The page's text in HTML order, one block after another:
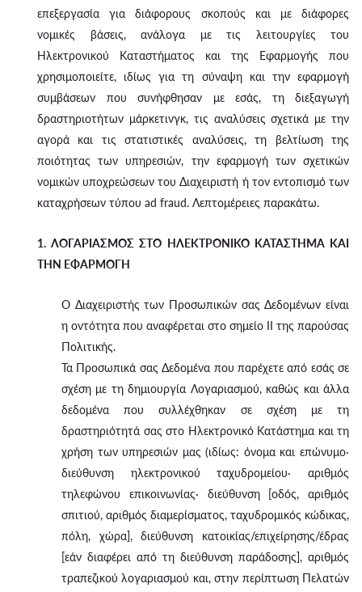
επεξεργασία για διάφορους σκοπούς και με διάφορες
νομικές βάσεις, ανάλογα με τις λειτουργίες του
Ηλεκτρονικού Καταστήματος και της Εφαρμογής που
χρησιμοποιείτε, ιδίως για τη σύναψη και την εφαρμογή
συμβάσεων που συνήφθησαν με εσάς, τη διεξαγωγή
δραστηριοτήτων μάρκετινγκ, τις αναλύσεις σχετικά με την
αγορά και τις στατιστικές αναλύσεις, τη βελτίωση της
ποιότητας των υπηρεσιών, την εφαρμογή των σχετικών
νομικών υποχρεώσεων του Διαχειριστή ή τον εντοπισμό των
καταχρήσεων τύπου ad fraud. Λεπτομέρειες παρακάτω.
1. ΛΟΓΑΡΙΑΣΜΟΣ ΣΤΟ ΗΛΕΚΤΡΟΝΙΚΟ ΚΑΤΑΣΤΗΜΑ ΚΑΙ
ΤΗΝ ΕΦΑΡΜΟΓΗ
Ο Διαχειριστής των Προσωπικών σας Δεδομένων είναι
η οντότητα που αναφέρεται στο σημείο II της παρούσας
Πολιτικής.
Τα Προσωπικά σας Δεδομένα που παρέχετε από εσάς σε
σχέση με τη δημιουργία Λογαριασμού, καθώς και άλλα
δεδομένα που συλλέχθηκαν σε σχέση με τη
δραστηριότητά σας στο Ηλεκτρονικό Κατάστημα και τη
χρήση των υπηρεσιών μας (ιδίως: όνομα και επώνυμο·
διεύθυνση ηλεκτρονικού ταχυδρομείου· αριθμός
τηλεφώνου επικοινωνίας· διεύθυνση [οδός, αριθμός
σπιτιού, αριθμός διαμερίσματος, ταχυδρομικός κώδικας,
πόλη, χώρα], διεύθυνση κατοικίας/επιχείρησης/έδρας
[εάν διαφέρει από τη διεύθυνση παράδοσης], αριθμός
τραπεζικού λογαριασμού και, στην περίπτωση Πελατών